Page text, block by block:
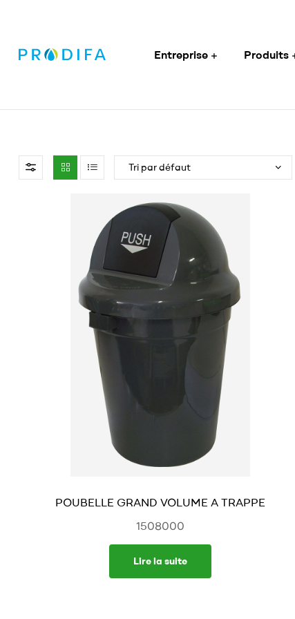
Entreprise Produits
POUBELLE GRAND VOLUME A TRAPPE
1508000
Lire la suite